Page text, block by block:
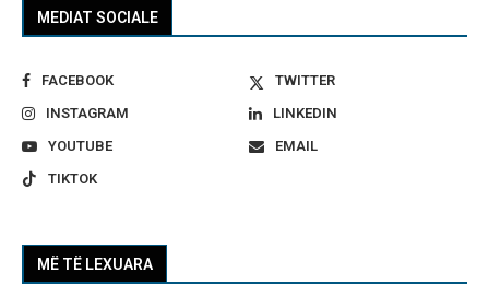
MEDIAT SOCIALE
FACEBOOK
TWITTER
INSTAGRAM
LINKEDIN
YOUTUBE
EMAIL
TIKTOK
MË TË LEXUARA